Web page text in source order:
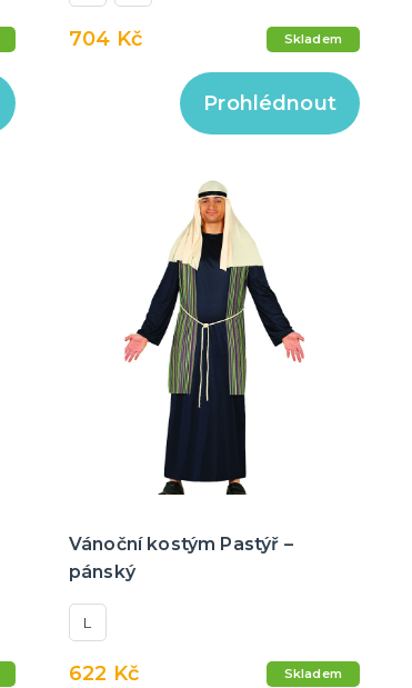
704 Kč Skladem
Prohlédnout
Vánoční kostým Pastýř –
pánský
L
622 Kč Skladem